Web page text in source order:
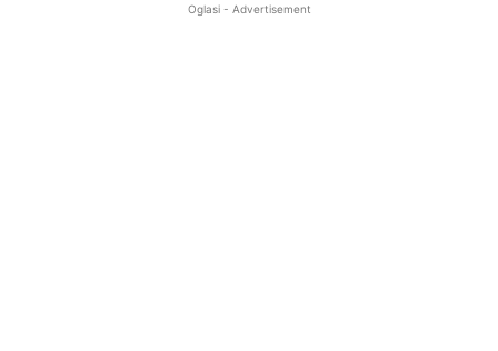
Oglasi - Advertisement